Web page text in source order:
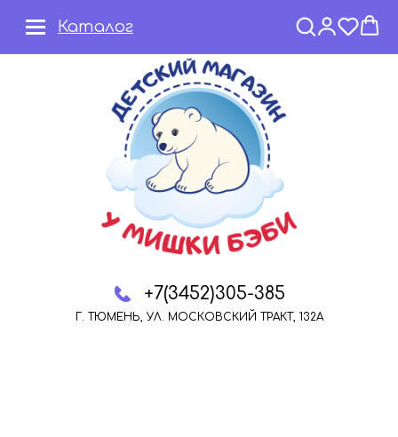
+7(3452)305-385
Г. ТЮМЕНЬ, УЛ. МОСКОВСКИЙ ТРАКТ, 132А
Каталог